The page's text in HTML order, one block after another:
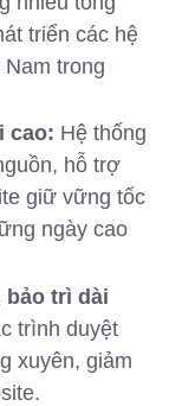
triển các hệ
trong
cao: Hệ thống
hỗ trợ
giữ vững tốc
ngày cao
bảo trì dài
trình duyệt
xuyên, giảm